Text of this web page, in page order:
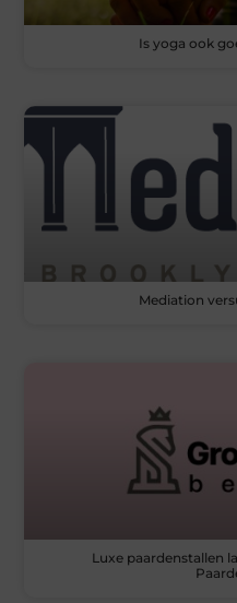
Is yoga ook
Mediation
Luxe paardenstallen